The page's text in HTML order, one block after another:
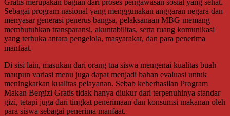
Sebagai program nasional yang menggunakan anggaran negara dan
menyasar generasi penerus bangsa, pelaksanaan MBG memang
membutuhkan transparansi, akuntabilitas, serta ruang komunikasi
yang terbuka antara pengelola, masyarakat, dan para penerima
manfaat.
Di sisi lain, masukan dari orang tua siswa mengenai kualitas buah
maupun variasi menu juga dapat menjadi bahan evaluasi untuk
meningkatkan kualitas pelayanan. Sebab keberhasilan Program
Makan Bergizi Gratis tidak hanya diukur dari terpenuhinya standar
gizi, tetapi juga dari tingkat penerimaan dan konsumsi makanan oleh
para siswa sebagai penerima manfaat.